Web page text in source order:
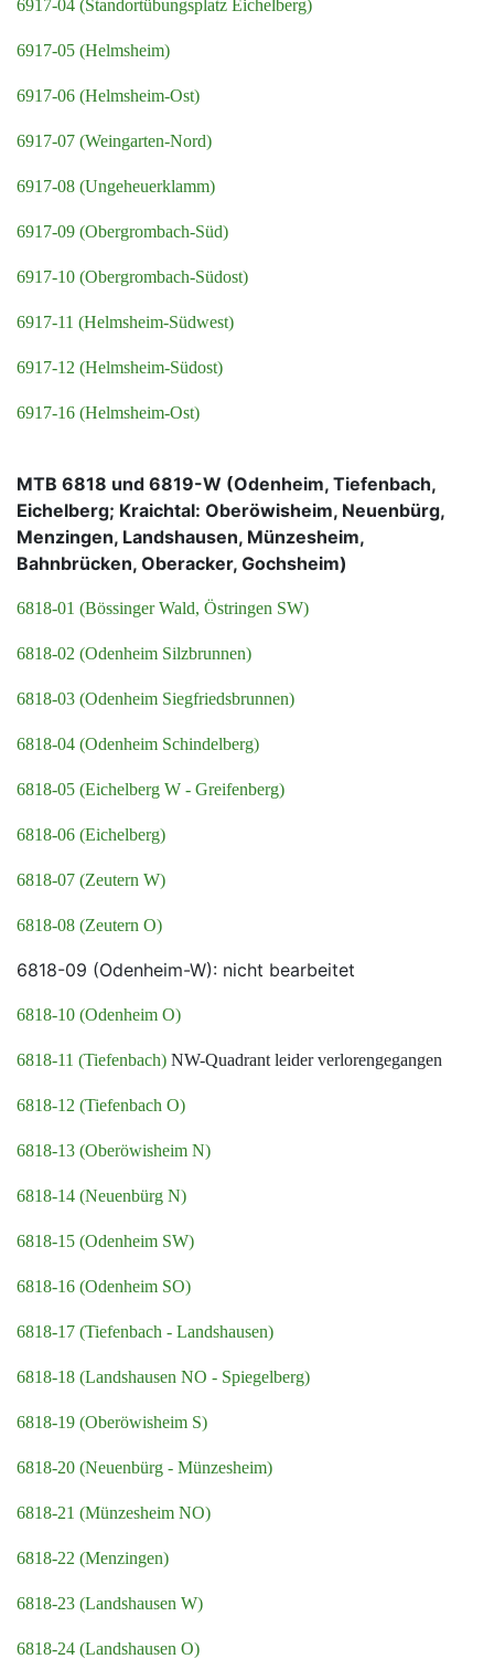
6917-04 (Standortübungsplatz Eichelberg)
6917-05 (Helmsheim)
6917-06 (Helmsheim-Ost)
6917-07 (Weingarten-Nord)
6917-08 (Ungeheuerklamm)
6917-09 (Obergrombach-Süd)
6917-10 (Obergrombach-Südost)
6917-11 (Helmsheim-Südwest)
6917-12 (Helmsheim-Südost)
6917-16 (Helmsheim-Ost)
MTB 6818 und 6819-W (Odenheim, Tiefenbach,
Eichelberg; Kraichtal: Oberöwisheim, Neuenbürg,
Menzingen, Landshausen, Münzesheim,
Bahnbrücken, Oberacker, Gochsheim)
6818-01 (Bössinger Wald, Östringen SW)
6818-02 (Odenheim Silzbrunnen)
6818-03 (Odenheim Siegfriedsbrunnen)
6818-04 (Odenheim Schindelberg)
6818-05 (Eichelberg W - Greifenberg)
6818-06 (Eichelberg)
6818-07 (Zeutern W)
6818-08 (Zeutern O)
6818-09 (Odenheim-W): nicht bearbeitet
6818-10 (Odenheim O)
6818-11 (Tiefenbach) NW-Quadrant leider verlorengegangen
6818-12 (Tiefenbach O)
6818-13 (Oberöwisheim N)
6818-14 (Neuenbürg N)
6818-15 (Odenheim SW)
6818-16 (Odenheim SO)
6818-17 (Tiefenbach - Landshausen)
6818-18 (Landshausen NO - Spiegelberg)
6818-19 (Oberöwisheim S)
6818-20 (Neuenbürg - Münzesheim)
6818-21 (Münzesheim NO)
6818-22 (Menzingen)
6818-23 (Landshausen W)
6818-24 (Landshausen O)